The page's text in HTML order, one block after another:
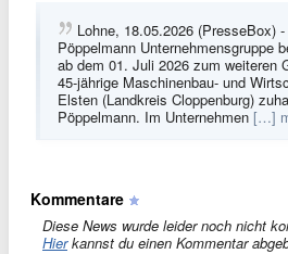
Lohne, 18.05.2026 (PresseBox)
Pöppelmann Unternehmensgruppe
ab dem 01. Juli 2026 zum weiteren
45-jährige Maschinenbau- und
Elsten (Landkreis Cloppenburg)
Pöppelmann. Im Unternehmen […]
Kommentare
Diese News wurde leider noch nicht
Hierkannst du einen Kommentar